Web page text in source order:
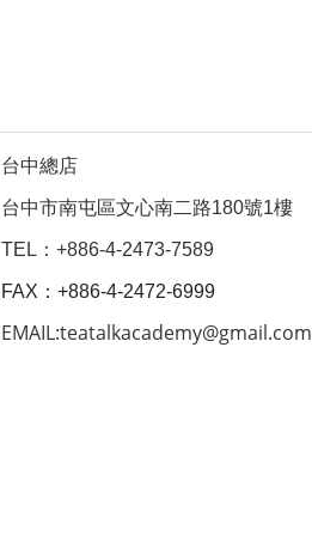
台中總店
台中市南屯區文心南二路180號1樓
TEL：+886-4-2473-7589
FAX：+886-4-2472-6999
EMAIL:teatalkacademy@gmail.com